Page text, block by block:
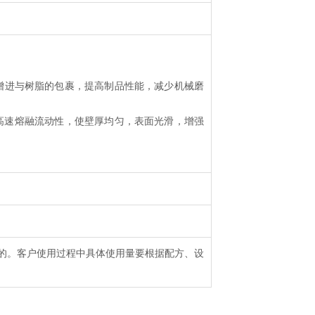
与树脂的包裹，提高制品性能，减少机械磨
熔融流动性，使壁厚均匀，表面光滑，增强
。客户使用过程中具体使用量要根据配方、设